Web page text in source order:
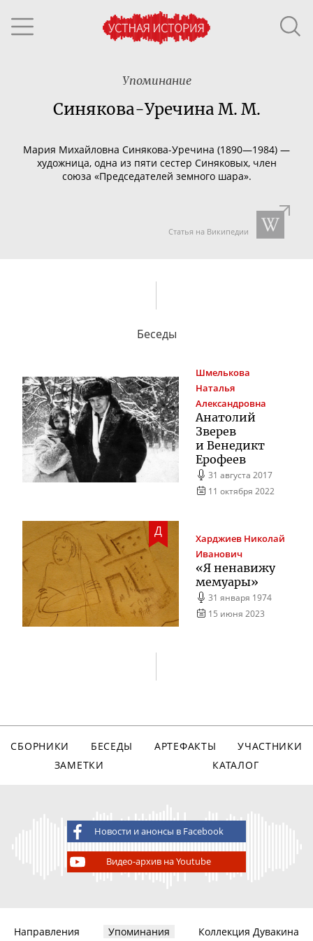
Упоминание
Синякова-Уречина М. М.
Мария Михайловна Синякова-Уречина (1890—1984) —
художница, одна из пяти сестер Синяковых, член
союза «Председателей земного шара».
Статья на Википедии
Беседы
Шмелькова
Наталья
Александровна
Анатолий
Зверев
и Венедикт
Ерофеев
31 августа 2017
11 октября 2022
Д
Харджиев Николай
Иванович
«Я ненавижу
мемуары»
31 января 1974
15 июня 2023
СБОРНИКИ БЕСЕДЫ АРТЕФАКТЫ
УЧАСТНИКИ
ЗАМЕТКИ
КАТАЛОГ
Новости и анонсы в Facebook
Видео-архив на Youtube
Направления Упоминания
Коллекция Дувакина